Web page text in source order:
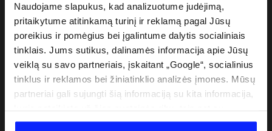
Naudojame slapukus, kad analizuotume judėjimą,
pritaikytume atitinkamą turinį ir reklamą pagal Jūsų
poreikius ir pomėgius bei įgalintume dalytis socialiniais
tinklais. Jums sutikus, dalinamės informacija apie Jūsų
veiklą su savo partneriais, įskaitant „Google“, socialinius
tinklus ir reklamos bei žiniatinklio analizės įmones. Mūsų
partneriai gali sujungti šią informaciją su kita informacija,
duomenimis, kuriuos jie gauna, kai naudojatės jų